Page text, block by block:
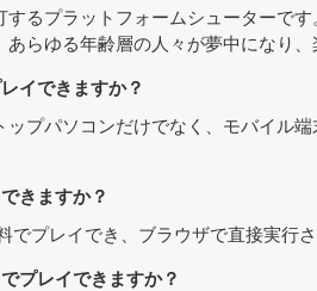
るプラットフォームシューターで
らゆる年齢層の人々が夢中になり
イできますか？
プパソコンだけでなく、モバイル
きますか？
プレイでき、ブラウザで直接実行さ
プレイできますか？